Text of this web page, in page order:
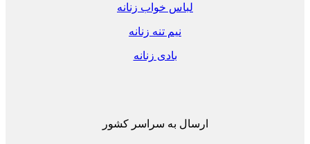
لباس خواب زنانه
نیم تنه زنانه
بادی زنانه
ارسال به سراسر کشور